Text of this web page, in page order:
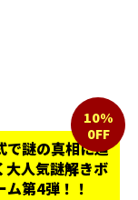
で謎の真相に迫
大人気謎解きボ
ム第4弾！！
10%
0FF